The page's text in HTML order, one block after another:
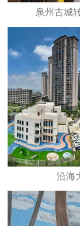
泉州古城
沿海